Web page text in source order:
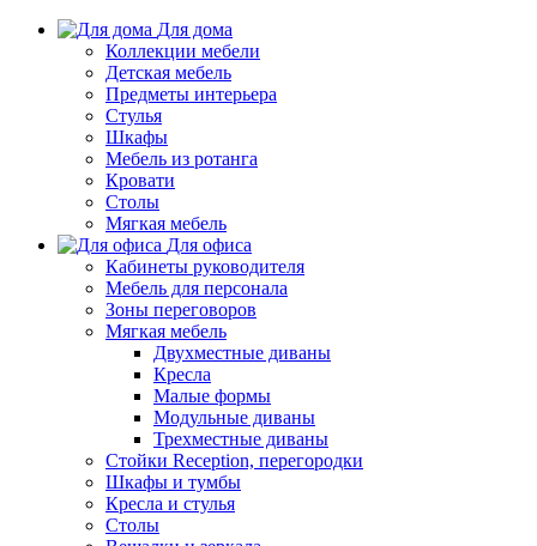
Для дома
Коллекции мебели
Детская мебель
Предметы интерьера
Стулья
Шкафы
Мебель из ротанга
Кровати
Столы
Мягкая мебель
Для офиса
Кабинеты руководителя
Мебель для персонала
Зоны переговоров
Мягкая мебель
Двухместные диваны
Кресла
Малые формы
Модульные диваны
Трехместные диваны
Стойки Reception, перегородки
Шкафы и тумбы
Кресла и стулья
Столы